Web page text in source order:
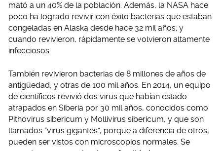
mató a un 40% de la población. Además, la NASA hace
poco ha logrado revivir con éxito bacterias que estaban
congeladas en Alaska desde hace 32 mil años; y
cuando revivieron, rápidamente se volvieron altamente
infecciosos.
También revivieron bacterias de 8 millones de años de
antigüedad, y otras de 100 mil años. En 2014, un equipo
de científicos revivió dos virus que habían estado
atrapados en Siberia por 30 mil años, conocidos como
Pithovirus sibericum y Mollivirus sibericum, y que son
llamados “virus gigantes”, porque a diferencia de otros,
pueden ser vistos con microscopios normales. Se